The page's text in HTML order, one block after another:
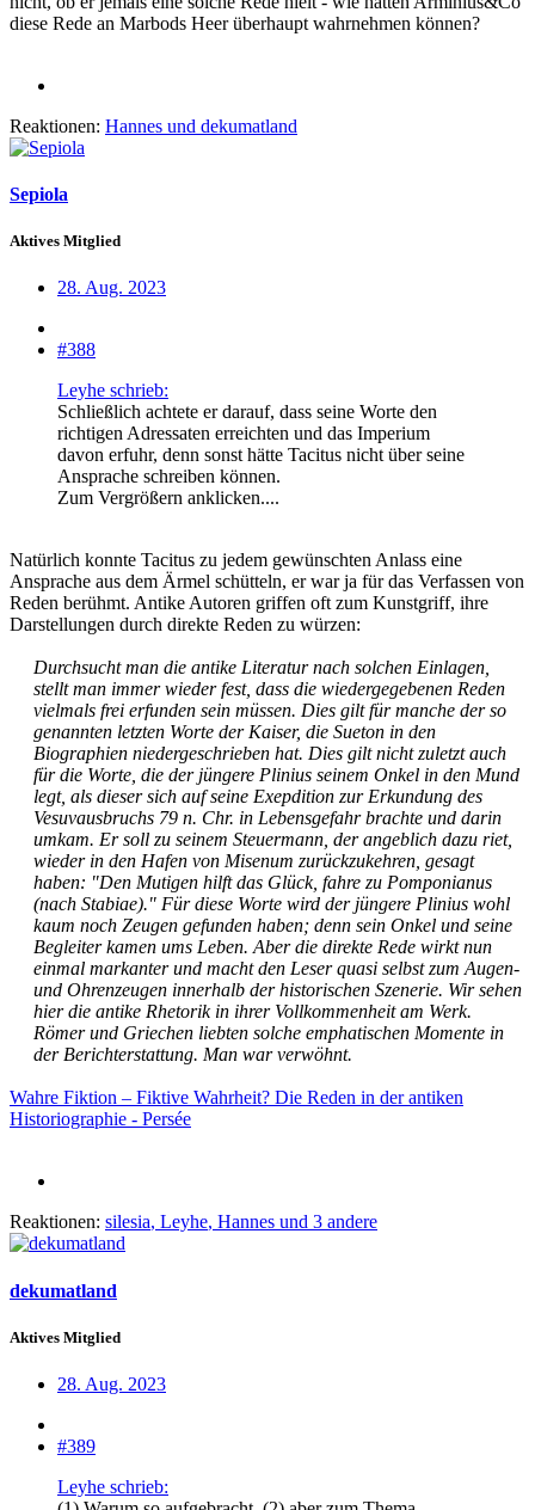
diese Rede an Marbods Heer überhaupt wahrnehmen können?
Reaktionen: Hannes und dekumatland
Sepiola
Aktives Mitglied
28. Aug. 2023
#388
Leyhe schrieb:
Schließlich achtete er darauf, dass seine Worte den
richtigen Adressaten erreichten und das Imperium
davon erfuhr, denn sonst hätte Tacitus nicht über seine
Ansprache schreiben können.
Zum Vergrößern anklicken....
Natürlich konnte Tacitus zu jedem gewünschten Anlass eine
Ansprache aus dem Ärmel schütteln, er war ja für das Verfassen von
Reden berühmt. Antike Autoren griffen oft zum Kunstgriff, ihre
Darstellungen durch direkte Reden zu würzen:
Durchsucht man die antike Literatur nach solchen Einlagen,
stellt man immer wieder fest, dass die wiedergegebenen Reden
vielmals frei erfunden sein müssen. Dies gilt für manche der so
genannten letzten Worte der Kaiser, die Sueton in den
Biographien niedergeschrieben hat. Dies gilt nicht zuletzt auch
für die Worte, die der jüngere Plinius seinem Onkel in den Mund
legt, als dieser sich auf seine Exepdition zur Erkundung des
Vesuvausbruchs 79 n. Chr. in Lebensgefahr brachte und darin
umkam. Er soll zu seinem Steuermann, der angeblich dazu riet,
wieder in den Hafen von Misenum zurückzukehren, gesagt
haben: "Den Mutigen hilft das Glück, fahre zu Pomponianus
(nach Stabiae)." Für diese Worte wird der jüngere Plinius wohl
kaum noch Zeugen gefunden haben; denn sein Onkel und seine
Begleiter kamen ums Leben. Aber die direkte Rede wirkt nun
einmal markanter und macht den Leser quasi selbst zum Augen-
und Ohrenzeugen innerhalb der historischen Szenerie. Wir sehen
hier die antike Rhetorik in ihrer Vollkommenheit am Werk.
Römer und Griechen liebten solche emphatischen Momente in
der Berichterstattung. Man war verwöhnt.
Wahre Fiktion – Fiktive Wahrheit? Die Reden in der antiken
Historiographie - Persée
Reaktionen: silesia, Leyhe, Hannes und 3 andere
dekumatland
Aktives Mitglied
28. Aug. 2023
#389
Leyhe schrieb: